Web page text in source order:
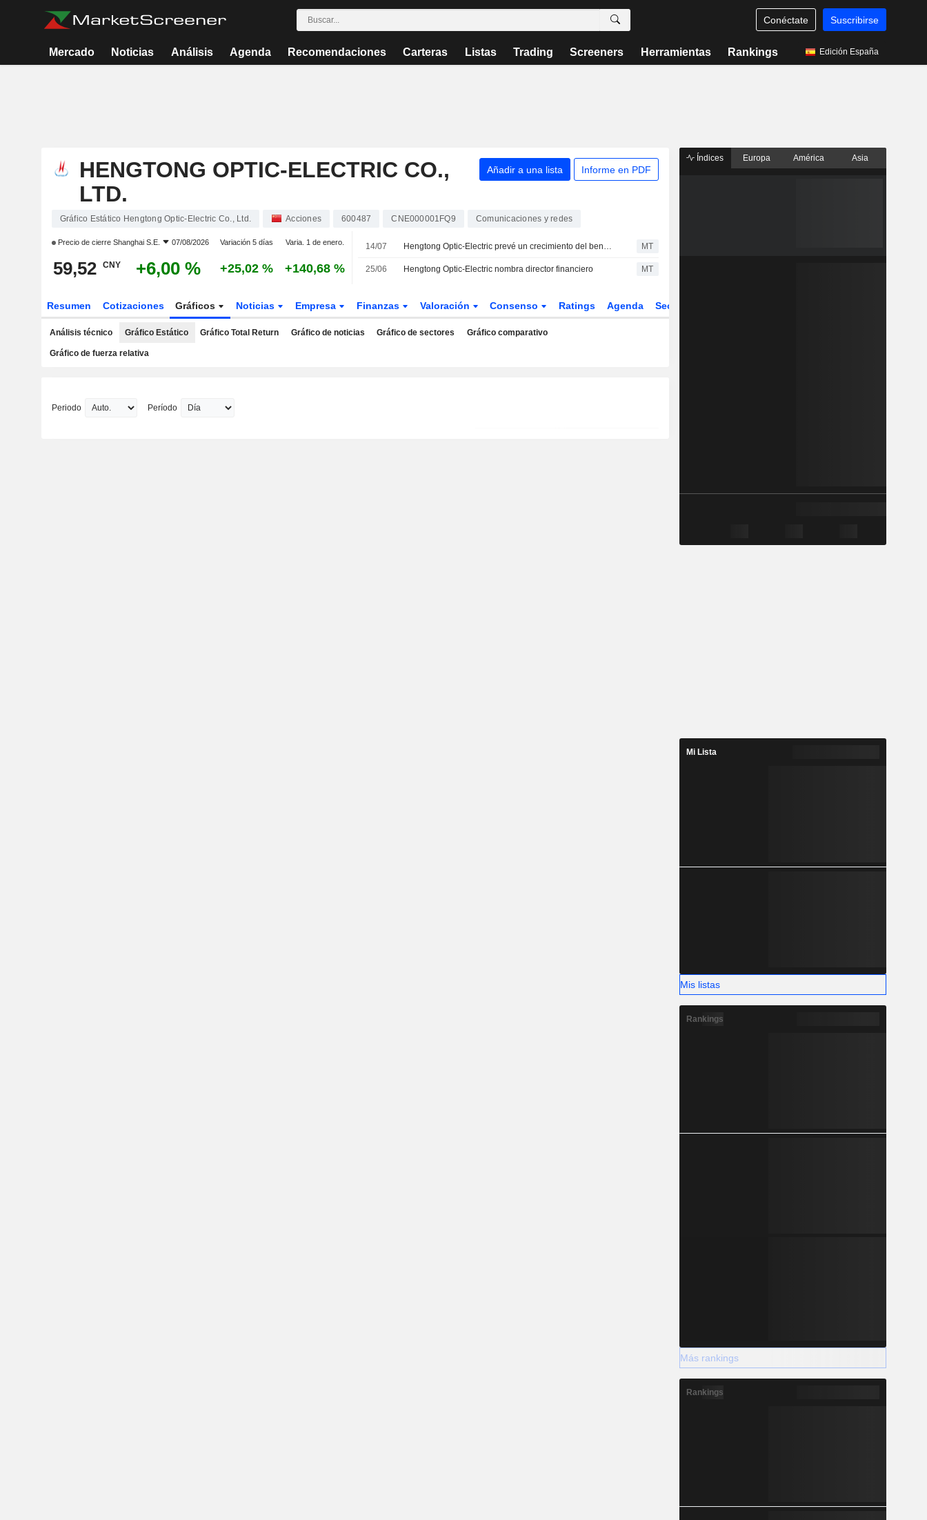
Conéctate Suscribirse
Mercado Noticias Análisis Agenda Recomendaciones Carteras Listas Trading Screeners Herramientas Rankings Edición España
HENGTONG OPTIC-ELECTRIC CO.,
LTD.
Añadir a una lista Informe en PDF
Gráfico Estático Hengtong Optic-Electric Co., Ltd. Acciones 600487 CNE000001FQ9 Comunicaciones y redes
Precio de cierre Shanghai S.E. 07/08/2026 Variación 5 días Varia. 1 de enero.
59,52 CNY +6,00 % +25,02 % +140,68 %
14/07 Hengtong Optic-Electric prevé un crecimiento del beneficio de hasta el 121% en el primer semestre MT
25/06 Hengtong Optic-Electric nombra director financiero MT
Resumen Cotizaciones Gráficos Noticias Empresa Finanzas Valoración Consenso Ratings Agenda Sector
Análisis técnico Gráfico Estático Gráfico Total Return Gráfico de noticias Gráfico de sectores Gráfico comparativo
Gráfico de fuerza relativa
Periodo Período
Índices Europa América Asia
Mi Lista
Mis listas
Rankings
Más rankings
Rankings